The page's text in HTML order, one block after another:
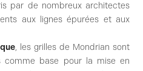
par de nombreux architectes
aux lignes épurées et aux
, les grilles de Mondrian sont
comme base pour la mise en